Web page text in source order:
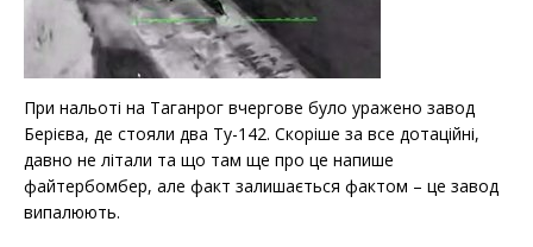
При нальоті на Таганрог вчергове було уражено завод
Берієва, де стояли два Ту-142. Скоріше за все дотаційні,
давно не літали та що там ще про це напише
файтербомбер, але факт залишається фактом – це завод
випалюють.